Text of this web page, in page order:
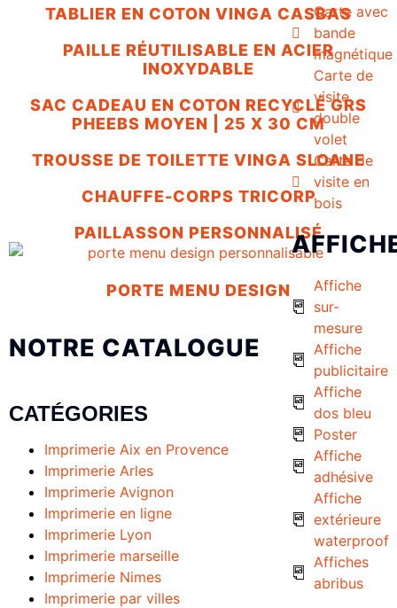
Carte avec
bande
magnétique
Carte de
visite
double
volet
Carte de
visite en
bois
Affiche
sur-
mesure
Affiche
publicitaire
Affiche
dos bleu
Poster
Affiche
adhésive
Affiche
extérieure
waterproof
Affiches
abribus
TABLIER EN COTON VINGA CASBAS
PAILLE RÉUTILISABLE EN ACIER
INOXYDABLE
SAC CADEAU EN COTON RECYCLÉ GRS
PHEEBS MOYEN | 25 X 30 CM
TROUSSE DE TOILETTE VINGA SLOANE
CHAUFFE-CORPS TRICORP
PAILLASSON PERSONNALISÉ
PORTE MENU DESIGN
NOTRE CATALOGUE
CATÉGORIES
Imprimerie Aix en Provence
Imprimerie Arles
Imprimerie Avignon
Imprimerie en ligne
Imprimerie Lyon
Imprimerie marseille
Imprimerie Nimes
Imprimerie par villes